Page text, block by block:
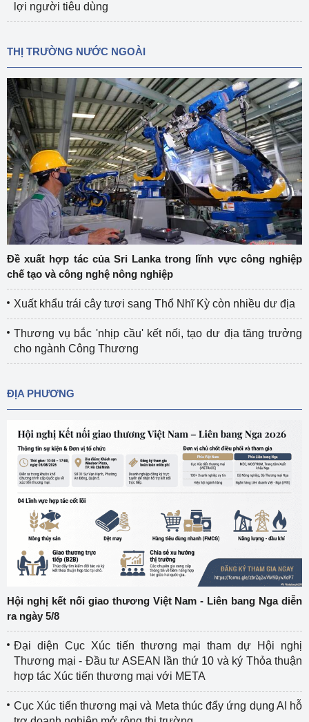
lợi người tiêu dùng
THỊ TRƯỜNG NƯỚC NGOÀI
Đề xuất hợp tác của Sri Lanka trong lĩnh vực công nghiệp
chế tạo và công nghệ nông nghiệp
Xuất khẩu trái cây tươi sang Thổ Nhĩ Kỳ còn nhiều dư địa
Thương vụ bắc 'nhịp cầu' kết nối, tạo dư địa tăng trưởng
cho ngành Công Thương
ĐỊA PHƯƠNG
Hội nghị kết nối giao thương Việt Nam - Liên bang Nga diễn
ra ngày 5/8
Đại diện Cục Xúc tiến thương mại tham dự Hội nghị
Thương mại - Đầu tư ASEAN lần thứ 10 và ký Thỏa thuận
hợp tác Xúc tiến thương mại với META
Cục Xúc tiến thương mại và Meta thúc đẩy ứng dụng AI hỗ